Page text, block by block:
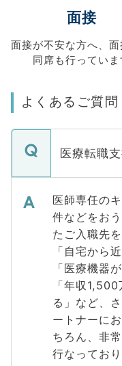
面接
面接が不安な方へ、 面
同席も行っていま
よくあるご質問
医療転職
医師専任の
件などをお
たご入職先
「自宅から
「医療機器
「年収
る」など、
ートナーに
ちろん、非
行なっており